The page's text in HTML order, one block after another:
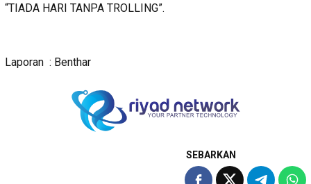
“TIADA HARI TANPA TROLLING”.
Laporan : Benthar
SEBARKAN